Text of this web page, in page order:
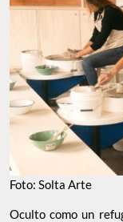
Foto: Solta Arte
Oculto como un